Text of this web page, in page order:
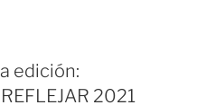
edición:
2021